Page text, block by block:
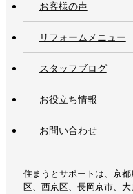
お客様の声
リフォームメニュー
スタッフブログ
お役立ち情報
お問い合わせ
住まうとサポートは、京
区、西京区、長岡京市、